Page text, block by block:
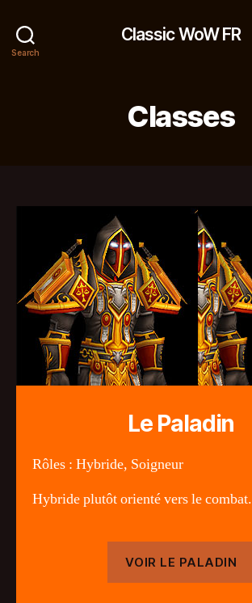
Search
Classic WoW FR
Classes
Le Paladin
Rôles : Hybride, Soigneur
Hybride plutôt orienté vers le combat.
VOIR LE PALADIN